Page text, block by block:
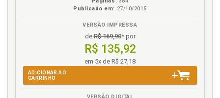
Publicado em: 27/10/2015
VERSÃO IMPRESSA
deR$ 169,90* por
R$ 135,92
em 5x de R$ 27,18
ADICIONAR AO
CARRINHO